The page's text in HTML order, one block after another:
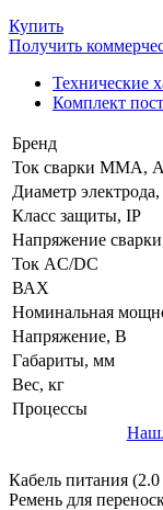
Купить
Получить
Технические
Комплект
Бренд
Ток сварки MMA, А
Диаметр
Класс защиты, IP
Напряжение
Ток AC/DC
ВАХ
Номинальная
Напряжение, В
Габариты, мм
Вес, кг
Процессы
Кабель питания
Ремень для